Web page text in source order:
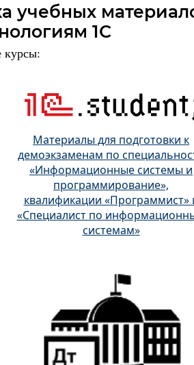
учебных
1С
курсы:
Материалы для подготовки к
демоэкзаменам по
«Информационные системы и
программирование»,
квалификации «Программист»
«Специалист по
системам»